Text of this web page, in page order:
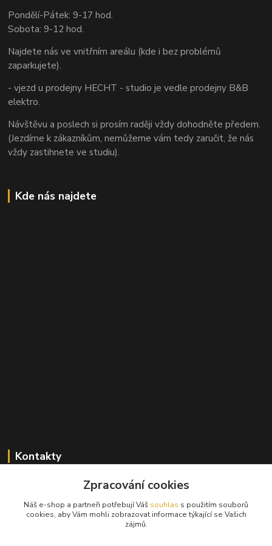
Pondělí-Pátek: 9-17 hod.
Sobota: 9-12 hod.
Najdete nás ve vnitřním areálu (kde i bez problémů
zaparkujete).
- vjezd u prodejny HECHT - studio je vedle prodejny B&B
elektro.
Návštěvu a poslech si prosím raději vždy dohodněte předem.
(Jezdíme k zákazníkům, nemůžeme vám tedy zaručit, že nás
vždy zastihnete ve studiu).
Kde nás najdete
Kontakty
+420 603 824 940
info@hifibazar.online
Zpracování cookies
Náš e-shop a partneři potřebují Váš souhlas s použitím souborů
cookies, aby Vám mohli zobrazovat informace týkající se Vašich
zájmů.